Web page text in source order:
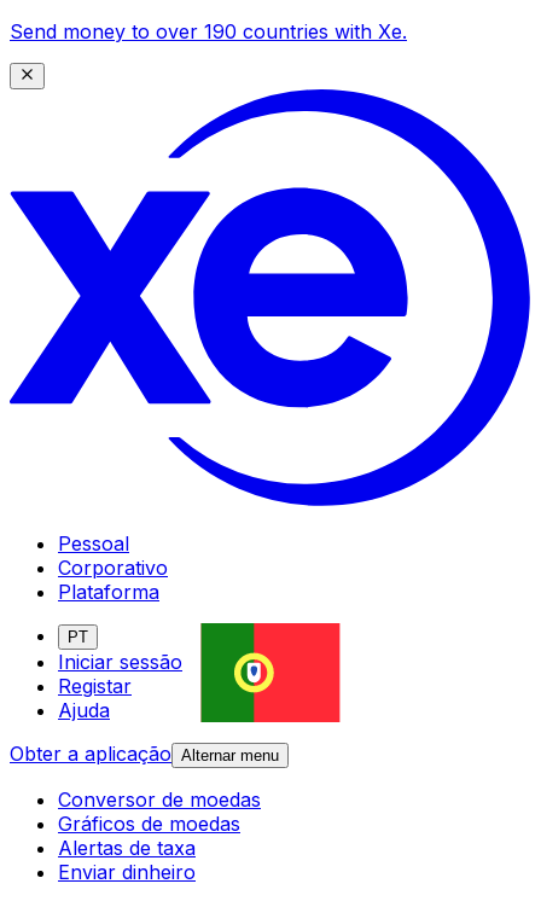
Send money to over 190 countries with Xe.
Pessoal
Corporativo
Plataforma
PT
Iniciar sessão
Registar
Ajuda
Obter a aplicação Alternar menu
Conversor de moedas
Gráficos de moedas
Alertas de taxa
Enviar dinheiro